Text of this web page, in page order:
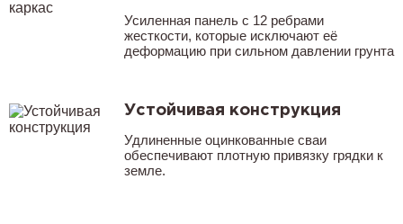
Усиленная панель с 12 ребрами
жесткости, которые исключают её
деформацию при сильном давлении грунта
Устойчивая конструкция
Удлиненные оцинкованные сваи
обеспечивают плотную привязку грядки к
земле.